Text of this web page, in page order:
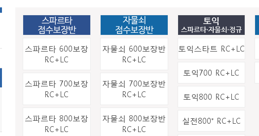
스파르타 600보장
RC+LC
스파르타 700보장
RC+LC
스파르타 800보장
RC+LC
자물쇠 600보장반
RC+LC
자물쇠 700보장반
RC+LC
자물쇠 800보장반
RC+LC
토익스타트 RC+LC
토익700 RC+LC
토익800 RC+LC
실전800⁺ RC+LC